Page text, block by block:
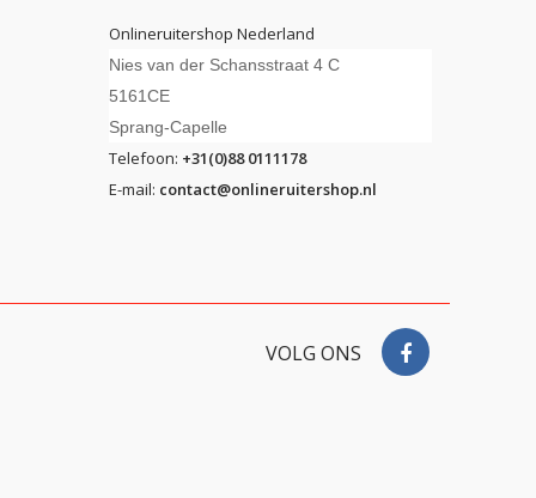
Onlineruitershop Nederland
Nies van der Schansstraat 4 C
5161CE
Sprang-Capelle
Telefoon: +31(0)88 0111178
E-mail: contact@onlineruitershop.nl
VOLG ONS